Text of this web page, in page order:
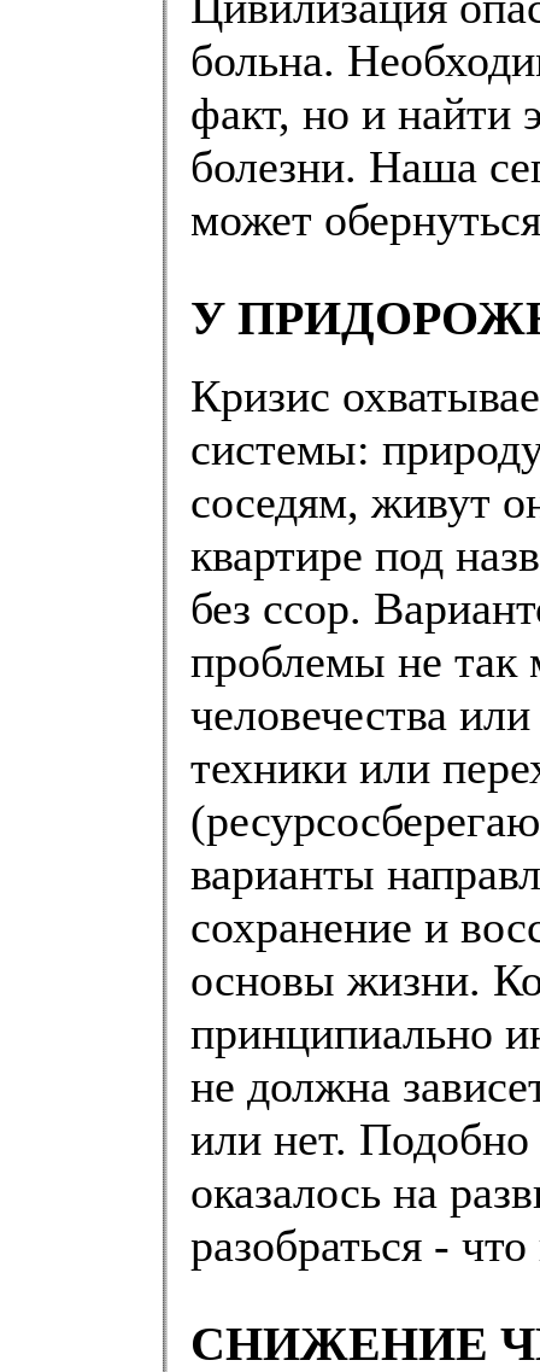
больна.
факт, но и найти
болезни. Наша
может
У
Кризис
системы:
соседям, живут
квартире под
без ссор.
проблемы не так
человечества
техники или
варианты
сохранение и
основы жизни.
принципиально
не должна
или нет.
оказалось на
разобраться -
СНИЖЕНИЕ